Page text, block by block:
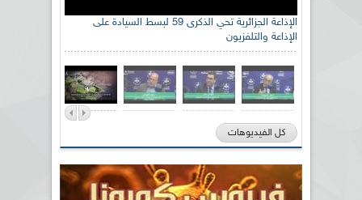
الإذاعة الجزائرية تحي الذكرى 59 لبسط السيادة على
الإذاعة والتلفزيون
كل الفيديوهات